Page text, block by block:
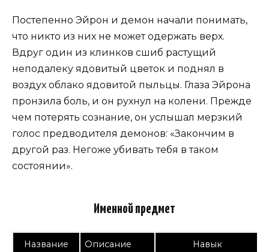
Постепенно Эйрон и демон начали понимать,
что никто из них не может одержать верх.
Вдруг один из клинков сшиб растущий
неподалеку ядовитый цветок и поднял в
воздух облако ядовитой пыльцы. Глаза Эйрона
пронзила боль, и он рухнул на колени. Прежде
чем потерять сознание, он услышал мерзкий
голос предводителя демонов: «Закончим в
другой раз. Негоже убивать тебя в таком
состоянии».
Именной предмет
Название Описание Навык